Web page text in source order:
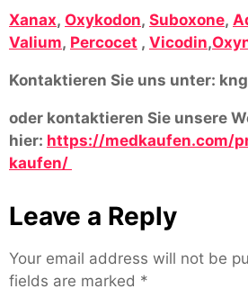
Xanax, Oxykodon, Suboxone,
Valium, Percocet , Vicodin,
Kontaktieren Sie uns unter:
oder kontaktieren Sie unsere
hier: https://medkaufen.com/
kaufen/
Leave a Reply
Your email address will not be
fields are marked *